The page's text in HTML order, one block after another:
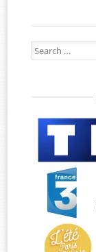
Search
for: